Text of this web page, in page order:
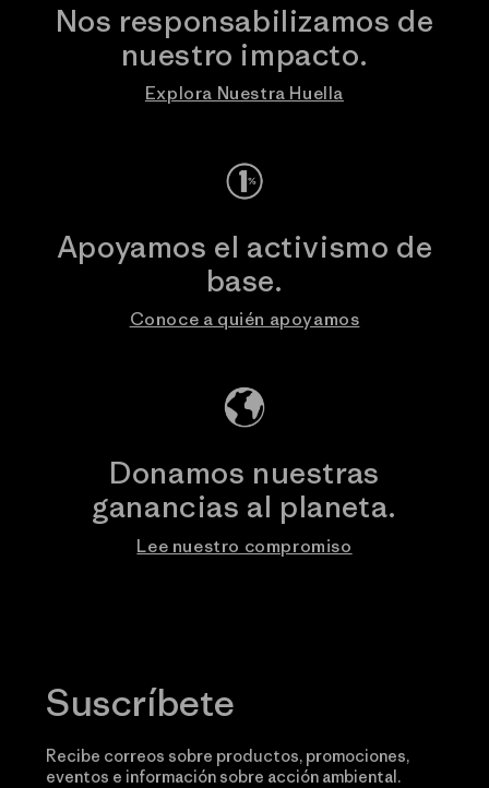
Nos responsabilizamos de
nuestro impacto.
Explora Nuestra Huella
Apoyamos el activismo de
base.
Conoce a quién apoyamos
Donamos nuestras
ganancias al planeta.
Lee nuestro compromiso
Suscríbete
Recibe correos sobre productos, promociones,
eventos e información sobre acción ambiental.